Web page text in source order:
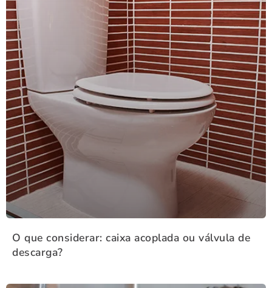
O que considerar: caixa acoplada ou válvula de
descarga?